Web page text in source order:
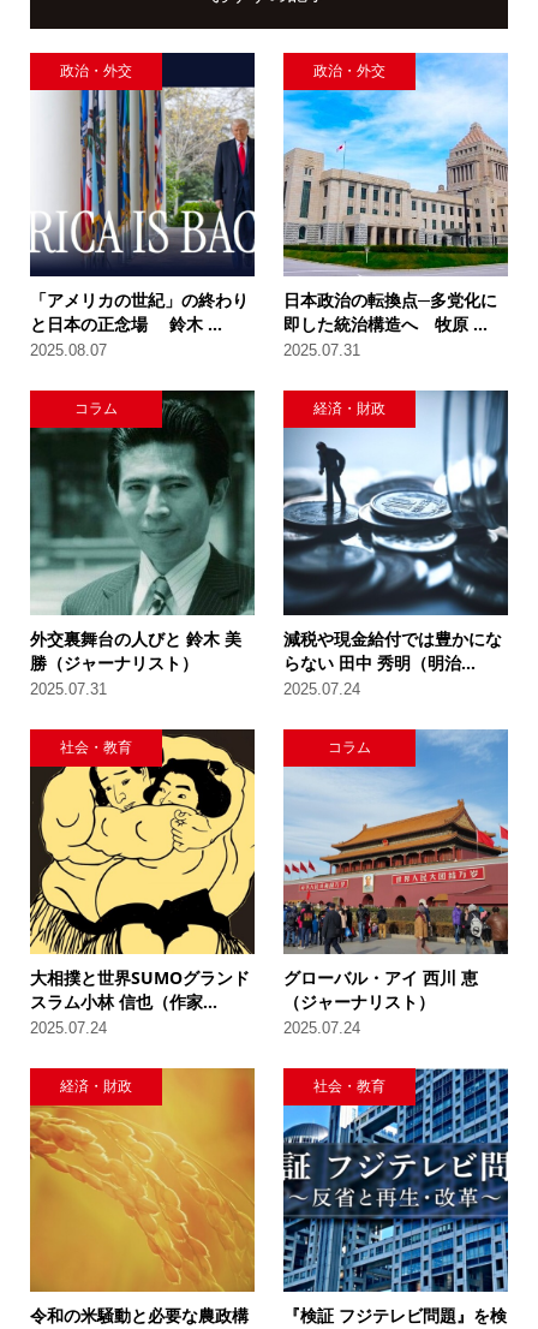
政治・外交
「アメリカの世紀」の終わり
と日本の正念場 鈴木 ...
2025.08.07
政治・外交
日本政治の転換点─多党化に
即した統治構造へ 牧原 ...
2025.07.31
コラム
外交裏舞台の人びと 鈴木 美
勝（ジャーナリスト）
2025.07.31
経済・財政
減税や現金給付では豊かにな
らない 田中 秀明（明治...
2025.07.24
社会・教育
大相撲と世界SUMOグランド
スラム小林 信也（作家...
2025.07.24
コラム
グローバル・アイ 西川 恵
（ジャーナリスト）
2025.07.24
経済・財政
令和の米騒動と必要な農政構
社会・教育
『検証 フジテレビ問題』を検